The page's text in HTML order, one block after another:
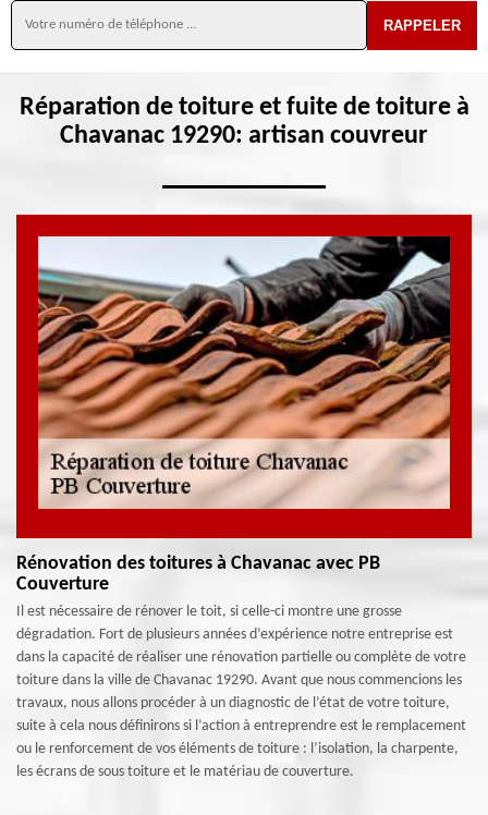
Réparation de toiture et fuite de toiture à
Chavanac 19290: artisan couvreur
Rénovation des toitures à Chavanac avec PB
Couverture
Il est nécessaire de rénover le toit, si celle-ci montre une grosse
dégradation. Fort de plusieurs années d’expérience notre entreprise est
dans la capacité de réaliser une rénovation partielle ou complète de votre
toiture dans la ville de Chavanac 19290. Avant que nous commencions les
travaux, nous allons procéder à un diagnostic de l’état de votre toiture,
suite à cela nous définirons si l’action à entreprendre est le remplacement
ou le renforcement de vos éléments de toiture : l’isolation, la charpente,
les écrans de sous toiture et le matériau de couverture.